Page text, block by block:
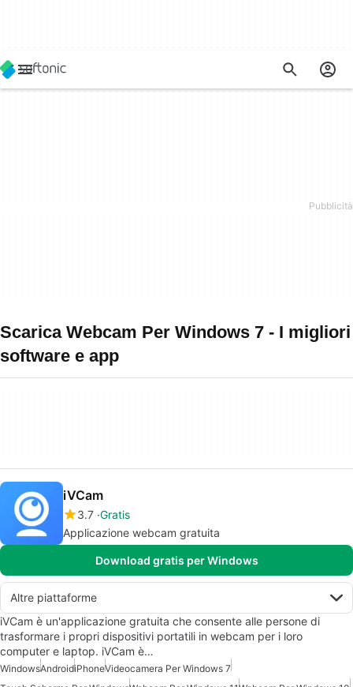
Scarica Webcam Per Windows 7 - I migliori
software e app
iVCam
3.7 Gratis
Applicazione webcam gratuita
Download gratis per Windows
Altre piattaforme
iVCam è un'applicazione gratuita che consente alle persone di
trasformare i propri dispositivi portatili in webcam per i loro
computer e laptop. iVCam è…
WindowsAndroidiPhoneVideocamera Per Windows 7